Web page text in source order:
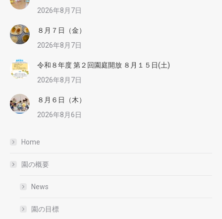
2026年8月7日
８月７日（金）
2026年8月7日
令和８年度 第２回園庭開放 ８月１５日(土)
2026年8月7日
８月６日（木）
2026年8月6日
Home
園の概要
News
園の目標